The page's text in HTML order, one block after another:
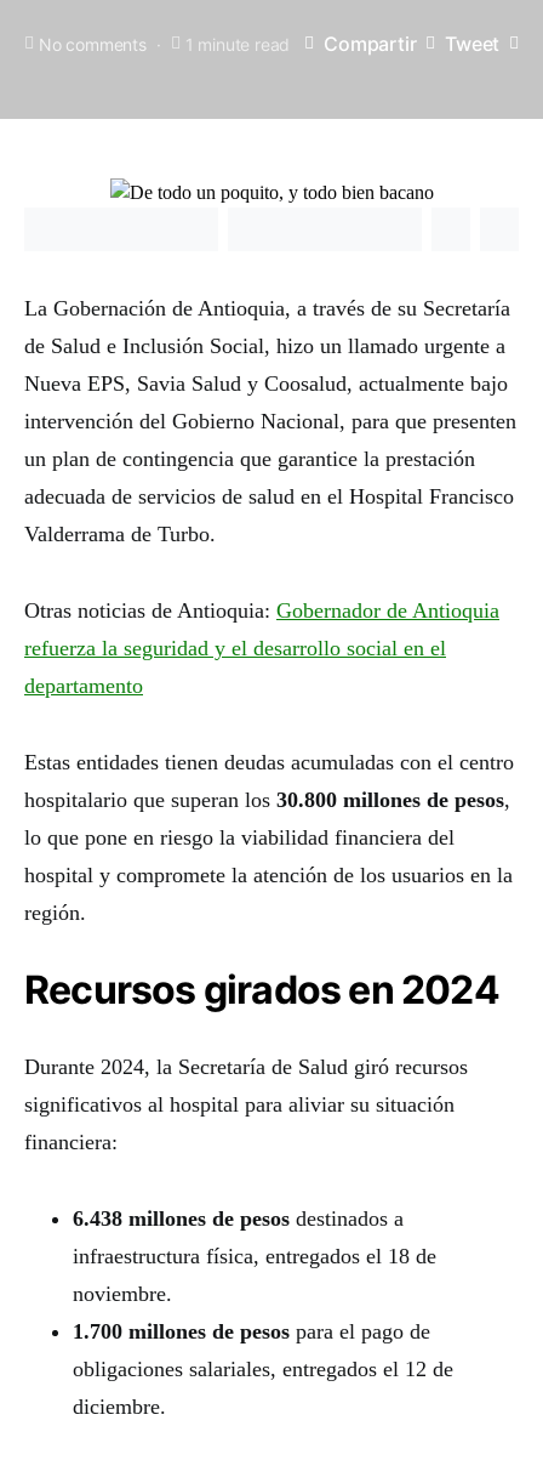
No comments 1 minute read Compartir Tweet
La Gobernación de Antioquia, a través de su Secretaría
de Salud e Inclusión Social, hizo un llamado urgente a
Nueva EPS, Savia Salud y Coosalud, actualmente bajo
intervención del Gobierno Nacional, para que presenten
un plan de contingencia que garantice la prestación
adecuada de servicios de salud en el Hospital Francisco
Valderrama de Turbo.
Otras noticias de Antioquia: Gobernador de Antioquia
refuerza la seguridad y el desarrollo social en el
departamento
Estas entidades tienen deudas acumuladas con el centro
hospitalario que superan los 30.800 millones de pesos,
lo que pone en riesgo la viabilidad financiera del
hospital y compromete la atención de los usuarios en la
región.
Recursos girados en 2024
Durante 2024, la Secretaría de Salud giró recursos
significativos al hospital para aliviar su situación
financiera:
6.438 millones de pesos destinados a
infraestructura física, entregados el 18 de
noviembre.
1.700 millones de pesos para el pago de
obligaciones salariales, entregados el 12 de
diciembre.